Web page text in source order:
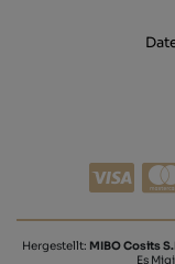
Hergestellt: MIBO Cosits
Es